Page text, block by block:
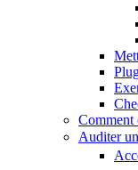
Comment
Auditer